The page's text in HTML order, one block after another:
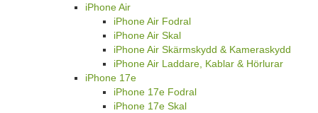
iPhone Air
iPhone Air Fodral
iPhone Air Skal
iPhone Air Skärmskydd & Kameraskydd
iPhone Air Laddare, Kablar & Hörlurar
iPhone 17e
iPhone 17e Fodral
iPhone 17e Skal